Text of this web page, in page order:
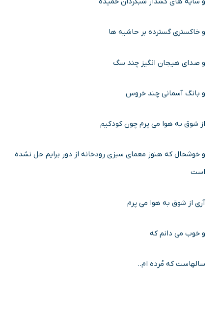
و خاکستری گسترده بر حاشیه ها
و صدای هیجان انگیز چند سگ
و بانگ آسمانی چند خروس
از شوق به هوا می پرم چون کودکیم
و خوشحال که هنوز معمای سبزی رودخانه از دور برایم حل نشده
است
آری از شوق به هوا می پرم
و خوب می دانم که
سالهاست که مُرده ام..